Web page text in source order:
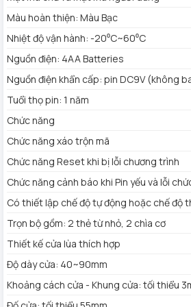
Nguồn điện khẩn cấp: pin DC9V
Tuổi thọ pin: 1 năm
Chức năng
Chức năng xáo trộn mã
Chức năng Reset khi bị lỗi chương
Chức năng cảnh báo khi Pin yếu và
Có thiết lập chế độ tự động hoặc chế
Trọn bộ gồm: 2 thẻ từ nhỏ, 2 chìa cơ
Thiết kế cửa lùa thích hợp
Độ dày cửa: 40~90mm
Khoảng cách cửa - Khung cửa: tối
Đố cửa: tối thiểu 55mm
Model: EH-A11RST
CHỐNG NƯỚC?
Khóa cửa vân tay nhôm Wifi Chefs
luôn có sức hút lớn đối với người
Màu hoàn thiện: Màu Bạc
Nhiệt độ vận hành: -20⁰C~60⁰C
Nguồn điện: 4AA Batteries
Nguồn điện khẩn cấp: pin DC9V (không
Tuổi thọ pin: 1 năm
Chức năng
Chức năng xáo trộn mã
Chức năng Reset khi bị lỗi chương trình
Chức năng cảnh báo khi Pin yếu và lỗi
Có thiết lập chế độ tự động hoặc chế độ
Trọn bộ gồm: 2 thẻ từ nhỏ, 2 chìa cơ
Thiết kế cửa lùa thích hợp
Độ dày cửa: 40~90mm
Khoảng cách cửa - Khung cửa: tối thiểu